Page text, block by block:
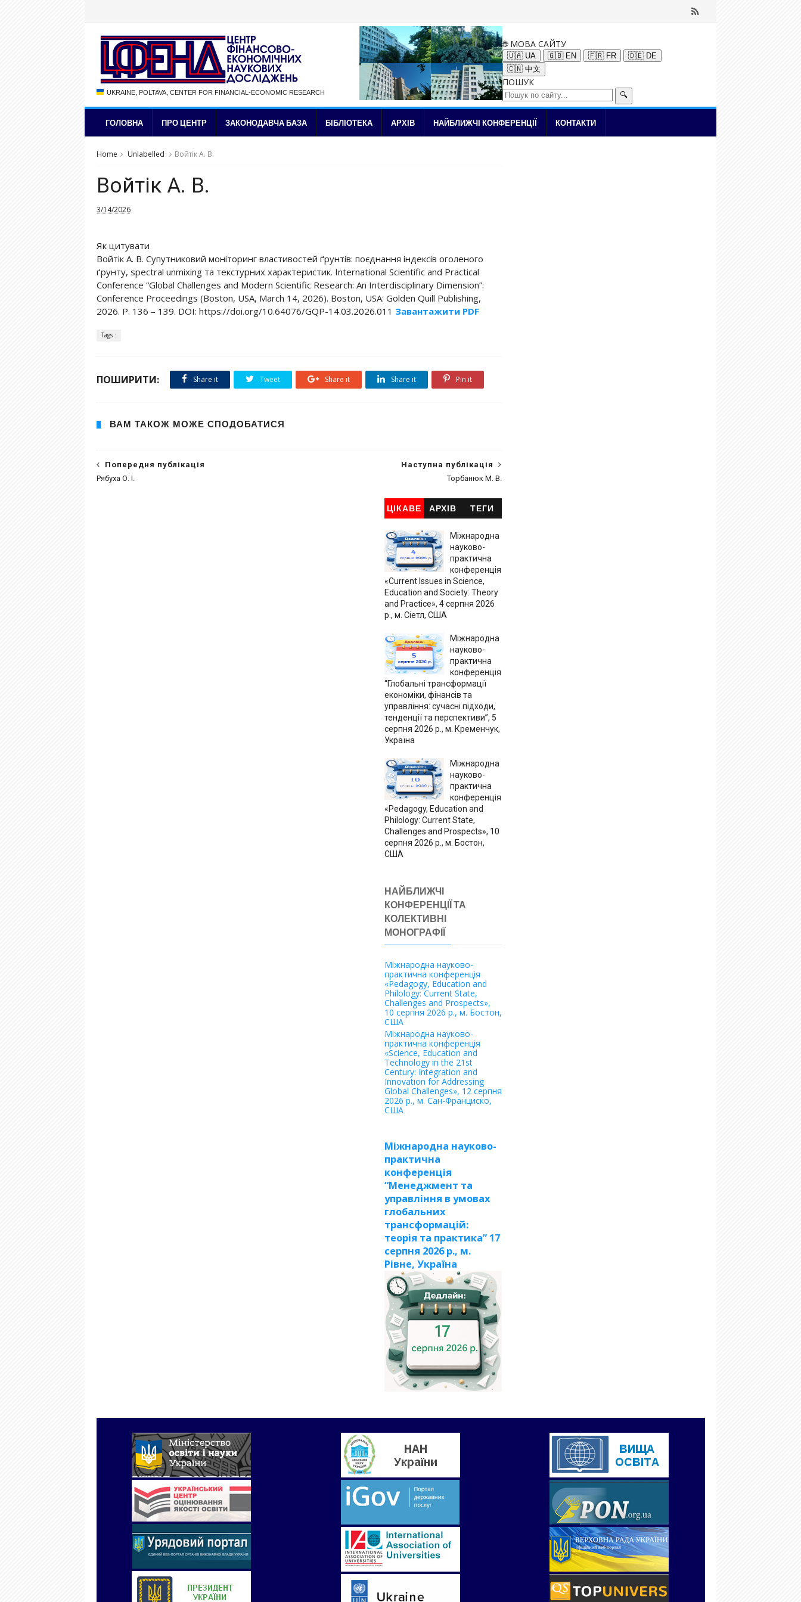
UKRAINE, POLTAVA, CENTER FOR FINANCIAL-ECONOMIC RESEARCH
🌐 МОВА САЙТУ
🇺🇦 UA 🇬🇧 EN 🇫🇷 FR
🇩🇪 DE
🇨🇳 中文
ПОШУК
🔍
✉ Підписка на новини
ГОЛОВНА ПРО ЦЕНТР ЗАКОНОДАВЧА БАЗА БІБЛІОТЕКА АРХІВ НАЙБЛИЖЧІ КОНФЕРЕНЦІЇ КОНТАКТИ
Home Unlabelled Войтік А. В.
Войтік А. В.
3/14/2026
Як цитувати
Войтік А. В. Супутниковий моніторинг властивостей ґрунтів: поєднання індексів оголеного
ґрунту, spectral unmixing та текстурних характеристик. International Scientific and Practical
Conference “Global Challenges and Modern Scientific Research: An Interdisciplinary Dimension”:
Conference Proceedings (Boston, USA, March 14, 2026). Boston, USA: Golden Quill Publishing,
2026. P. 136 – 139. DOI: https://doi.org/10.64076/GQP-14.03.2026.011 Завантажити PDF
Tags :
ПОШИРИТИ: Share it Tweet Share it Share it Pin it
ВАМ ТАКОЖ МОЖЕ СПОДОБАТИСЯ
Наступна публікація
Торбанюк М. В.
Попередня публікація
Рябуха О. І.
ЦІКАВЕ АРХІВ ТЕГИ
Міжнародна
науково-
практична
конференція
«Current Issues in Science,
Education and Society: Theory
and Practice», 4 серпня 2026
р., м. Сіетл, США
Міжнародна
науково-
практична
конференція
“Глобальні трансформації
економіки, фінансів та
управління: сучасні підходи,
тенденції та перспективи”, 5
серпня 2026 р., м. Кременчук,
Україна
Міжнародна
науково-
практична
конференція
«Pedagogy, Education and
Philology: Current State,
Challenges and Prospects», 10
серпня 2026 р., м. Бостон,
США
НАЙБЛИЖЧІ
КОНФЕРЕНЦІЇ ТА
КОЛЕКТИВНІ
МОНОГРАФІЇ
Міжнародна науково-
практична конференція
«Pedagogy, Education and
Philology: Current State,
Challenges and Prospects»,
10 серпня 2026 р., м. Бостон,
США
Міжнародна науково-
практична конференція
«Science, Education and
Technology in the 21st
Century: Integration and
Innovation for Addressing
Global Challenges», 12 серпня
2026 р., м. Сан-Франциско,
США
Міжнародна науково-
практична
конференція
“Менеджмент та
управління в умовах
глобальних
трансформацій:
теорія та практика” 17
серпня 2026 р., м.
Рівне, Україна